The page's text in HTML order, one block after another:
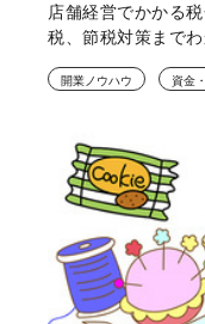
店舗経営でかかる
税、節税対策まで
開業ノウハウ 資金